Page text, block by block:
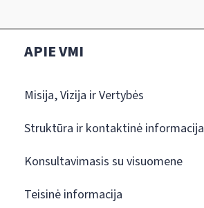
APIE VMI
Misija, Vizija ir Vertybės
Struktūra ir kontaktinė informacija
Konsultavimasis su visuomene
Teisinė informacija